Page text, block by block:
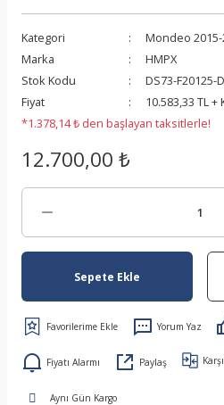
Kategori
Mondeo
Marka
HMPX
Stok Kodu
DS73-F20125-
Fiyat
10.583,33 TL +
*1.378,14 ₺ den başlayan taksitlerle!
12.700,00 ₺
Sepete Ekle
Yorum Yaz
Fiyatı Alarmı Paylaş
Aynı Gün Kargo